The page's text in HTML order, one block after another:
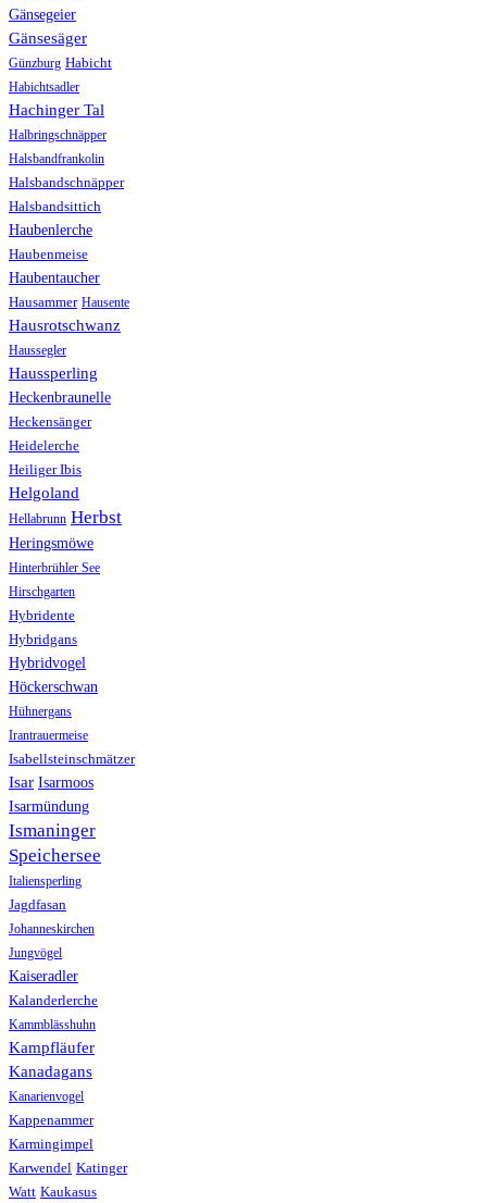
Gänsegeier
Gänsesäger
Günzburg Habicht
Habichtsadler
Hachinger Tal
Halbringschnäpper
Halsbandfrankolin
Halsbandschnäpper
Halsbandsittich
Haubenlerche
Haubenmeise
Haubentaucher
Hausammer Hausente
Hausrotschwanz
Haussegler
Haussperling
Heckenbraunelle
Heckensänger
Heidelerche
Heiliger Ibis
Helgoland
Hellabrunn Herbst
Heringsmöwe
Hinterbrühler See
Hirschgarten
Hybridente
Hybridgans
Hybridvogel
Höckerschwan
Hühnergans
Irantrauermeise
Isabellsteinschmätzer
Isar Isarmoos
Isarmündung
Ismaninger
Speichersee
Italiensperling
Jagdfasan
Johanneskirchen
Jungvögel
Kaiseradler
Kalanderlerche
Kammblässhuhn
Kampfläufer
Kanadagans
Kanarienvogel
Kappenammer
Karmingimpel
Karwendel Katinger
Watt Kaukasus